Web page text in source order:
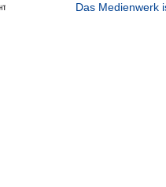
Das Medienwerk